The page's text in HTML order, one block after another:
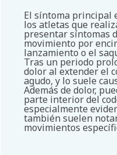
El síntoma principal
los atletas que
presentar síntomas
movimiento por
lanzamiento o el
Tras un periodo
dolor al extender el
agudo, y lo suele
Además de dolor,
parte interior del
especialmente
también suelen
movimientos